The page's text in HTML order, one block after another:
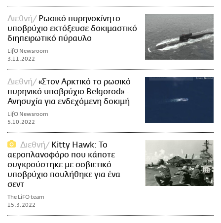
Διεθνή
Ρωσικό πυρηνοκίνητο
υποβρύχιο εκτόξευσε δοκιμαστικό
διηπειρωτικό πύραυλο
LifO Newsroom
3.11.2022
Διεθνή
«Στον Αρκτικό το ρωσικό
πυρηνικό υποβρύχιο Belgorod» -
Ανησυχία για ενδεχόμενη δοκιμή
LifO Newsroom
5.10.2022
Διεθνή
Kitty Hawk: Το
αεροπλανοφόρο που κάποτε
συγκρούστηκε με σοβιετικό
υποβρύχιο πουλήθηκε για ένα
σεντ
The LiFO team
15.3.2022